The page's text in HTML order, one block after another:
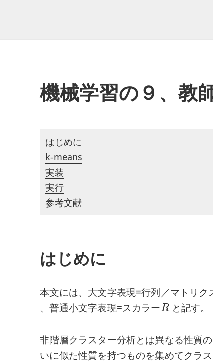
機械学習の９、教
はじめに
k-means
実装
実行
参考文献
はじめに
本文には、大文字表現=行列／マトリク
、普通小文字表現=スカラーR
Rと記す。
非階層クラスター分析とは異なる性質
いに似た性質を持つものを集めてクラ